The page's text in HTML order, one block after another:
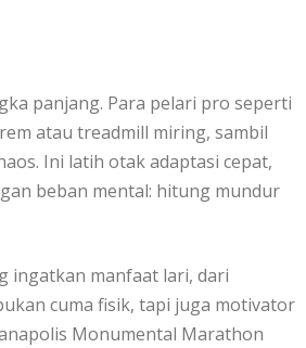
panjang. Para pelari pro seperti
atau treadmill miring, sambil
Ini latih otak adaptasi cepat,
beban mental: hitung mundur
ingatkan manfaat lari, dari
cuma fisik, tapi juga motivator
Monumental Marathon